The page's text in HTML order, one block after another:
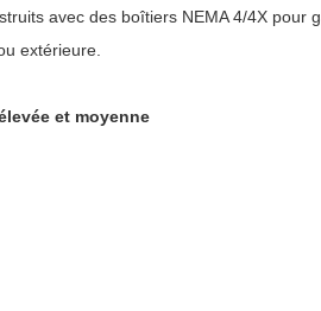
avec des boîtiers NEMA 4/4X pour
extérieure.
et moyenne